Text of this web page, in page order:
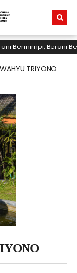
Bermimpi, Berani
TRIYONO